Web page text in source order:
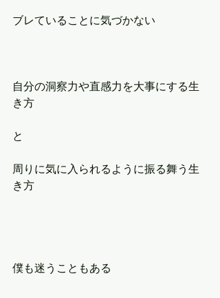
ブレていることに気づかない
自分の洞察力や直感力を大事にする生
き方
と
周りに気に入られるように振る舞う生
き方
僕も迷うこともある